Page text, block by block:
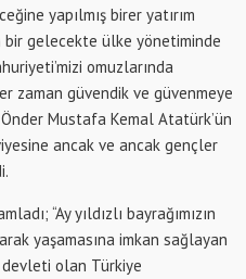
yapılmış birer yatırım
bir gelecekte ülke yönetiminde
omuzlarında
zaman güvendik ve güvenmeye
Mustafa Kemal Atatürk’ün
ancak ve ancak gençler
“Ay yıldızlı bayrağımızın
yaşamasına imkan sağlayan
olan Türkiye